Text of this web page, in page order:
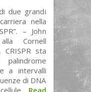
due grandi
nella
– John
Cornell
sta
a intervalli
di DNA
Read